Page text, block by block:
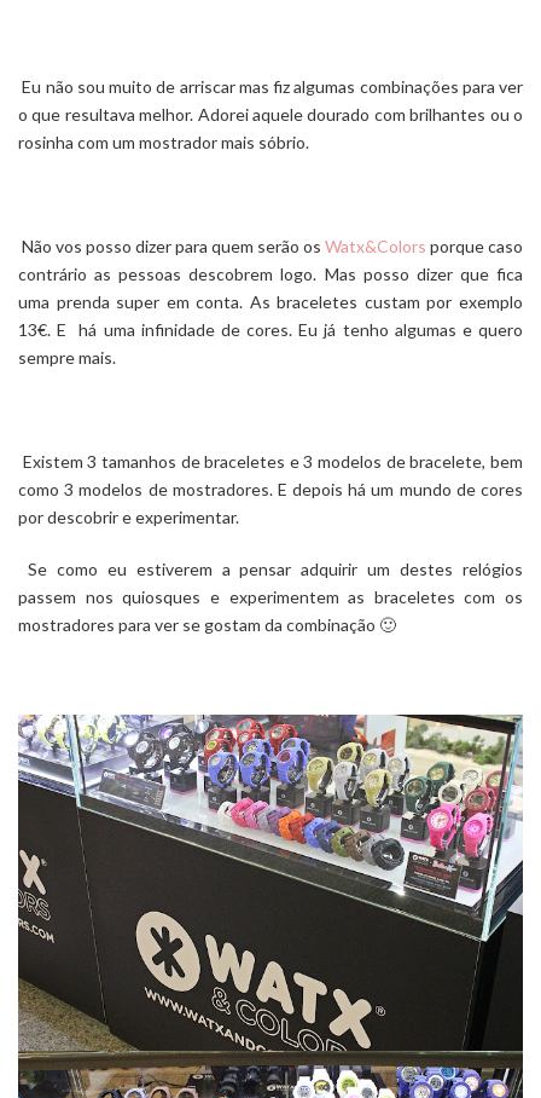
Eu não sou muito de arriscar mas fiz algumas combinações para ver
o que resultava melhor. Adorei aquele dourado com brilhantes ou o
rosinha com um mostrador mais sóbrio.
Não vos posso dizer para quem serão os Watx&Colors porque caso
contrário as pessoas descobrem logo. Mas posso dizer que fica
uma prenda super em conta. As braceletes custam por exemplo
13€. E há uma infinidade de cores. Eu já tenho algumas e quero
sempre mais.
Existem 3 tamanhos de braceletes e 3 modelos de bracelete, bem
como 3 modelos de mostradores. E depois há um mundo de cores
por descobrir e experimentar.
Se como eu estiverem a pensar adquirir um destes relógios
passem nos quiosques e experimentem as braceletes com os
mostradores para ver se gostam da combinação 🙂